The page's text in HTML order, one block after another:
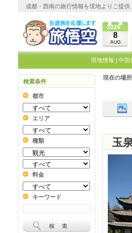
成都・西南の旅行情報を現地よりご提供
2026
8
AUG
現地情報 中国
検索条件
都市
エリア
種類
料金
キーワード
現在の場所
玉